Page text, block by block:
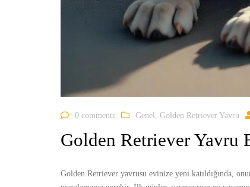
0 comments Genel , Golden Retriever Yavru
Golden Retriever Yavru
Golden Retriever yavrusu evinize yeni katıldığında,